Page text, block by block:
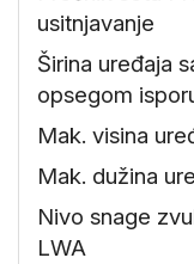
usitnjavanje
Širina uređaja
opsegom
Mak. visina
Mak. dužina
Nivo snage
LWA